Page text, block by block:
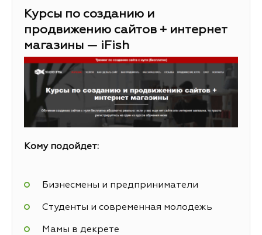
Курсы по созданию и
продвижению сайтов + интернет
магазины — iFish
Кому подойдет:
Бизнесмены и предприниматели
Студенты и современная молодежь
Мамы в декрете